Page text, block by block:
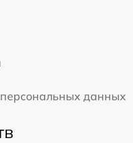
данных